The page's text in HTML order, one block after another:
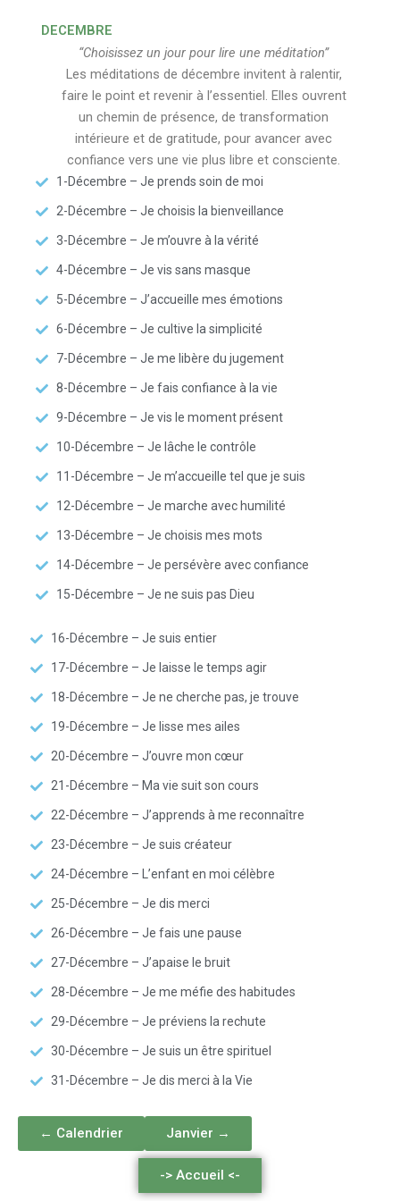
DECEMBRE
“Choisissez un jour pour lire une méditation”
Les méditations de décembre invitent à ralentir,
faire le point et revenir à l’essentiel. Elles ouvrent
un chemin de présence, de transformation
intérieure et de gratitude, pour avancer avec
confiance vers une vie plus libre et consciente.
1-Décembre – Je prends soin de moi
2-Décembre – Je choisis la bienveillance
3-Décembre – Je m’ouvre à la vérité
4-Décembre – Je vis sans masque
5-Décembre – J’accueille mes émotions
6-Décembre – Je cultive la simplicité
7-Décembre – Je me libère du jugement
8-Décembre – Je fais confiance à la vie
9-Décembre – Je vis le moment présent
10-Décembre – Je lâche le contrôle
11-Décembre – Je m’accueille tel que je suis
12-Décembre – Je marche avec humilité
13-Décembre – Je choisis mes mots
14-Décembre – Je persévère avec confiance
15-Décembre – Je ne suis pas Dieu
16-Décembre – Je suis entier
17-Décembre – Je laisse le temps agir
18-Décembre – Je ne cherche pas, je trouve
19-Décembre – Je lisse mes ailes
20-Décembre – J’ouvre mon cœur
21-Décembre – Ma vie suit son cours
22-Décembre – J’apprends à me reconnaître
23-Décembre – Je suis créateur
24-Décembre – L’enfant en moi célèbre
25-Décembre – Je dis merci
26-Décembre – Je fais une pause
27-Décembre – J’apaise le bruit
28-Décembre – Je me méfie des habitudes
29-Décembre – Je préviens la rechute
30-Décembre – Je suis un être spirituel
31-Décembre – Je dis merci à la Vie
← Calendrier Janvier →
-> Accueil <-